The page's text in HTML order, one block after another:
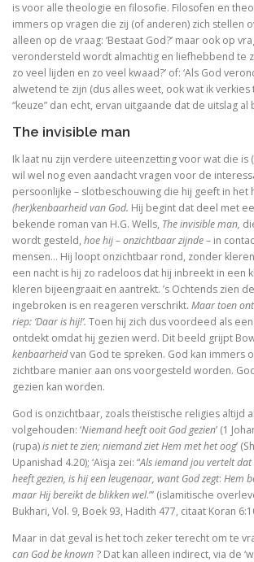
Trialoog.
De ontdekking van het
Vergeten rijkdom
over identiteit
Erasmus: Sometimes a Spin
God is een vluchteling. De
De visie van Freinet
De kathedralenbouwers
I judge no one. A
On Time, Punctuality, and
Bach, muziek als een
Kierkegaard’s Muse. The
De Bijbel in de Lage
is voor alle theologie en filosofie. Filosofen en
immers op vragen die zij (of anderen) zich stellen
alleen op de vraag: ‘Bestaat God?’ maar ook op
verondersteld wordt almachtig en liefhebbend te
zo veel lijden en zo veel kwaad?’ of: ‘Als God
alwetend te zijn (dus alles weet, ook wat ik verkies
“keuze” dan echt, ervan uitgaande dat de uitslag al
The invisible man
Ik laat nu zijn verdere uiteenzetting voor wat die is (
wil wel nog even aandacht vragen voor de
persoonlijke – slotbeschouwing die hij geeft in het
(her)kenbaarheid van God. Hij begint dat deel met
bekende roman van H.G. Wells, The invisible man,
wordt gesteld, hoe hij – onzichtbaar zijnde– in
mensen… Hij loopt onzichtbaar rond, zonder
een nacht is hij zo radeloos dat hij inbreekt in een
kleren bijeengraait en aantrekt. ’s Ochtends zien
ingebroken is en reageren verschrikt. Maar toen
riep: ‘Daar is hij!’. Toen hij zich dus voordeed als
ontdekt omdat hij gezien werd. Dit beeld grijpt
kenbaarheidvan God te spreken. God kan immers
zichtbare manier aan ons voorgesteld worden.
gezien kan worden.
God is onzichtbaar, zoals theïstische religies altijd
volgehouden: ‘Niemand heeft ooit God gezien’ (1
(rupa)is niet te zien; niemand ziet Hem met het oog’
Upanishad 4.20); ‘Aïsja zei: “Als iemand jou vertelt
heeft gezien, is hij een leugenaar, want God zegt: Hem
maar Hij bereikt de blikken wel.”’ (islamitische
Bukhari, Vol. 9, Boek 93, Hadith 477, citaat Koran
Maar in dat geval is het toch zeker terecht om te
can God be known ? Dat kan alleen indirect, via de